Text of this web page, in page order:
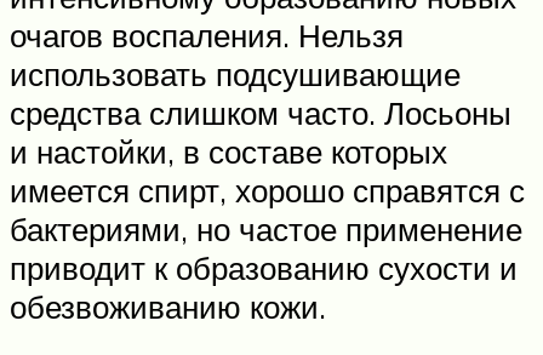
очагов воспаления. Нельзя
использовать подсушивающие
средства слишком часто. Лосьоны
и настойки, в составе которых
имеется спирт, хорошо справятся с
бактериями, но частое применение
приводит к образованию сухости и
обезвоживанию кожи.